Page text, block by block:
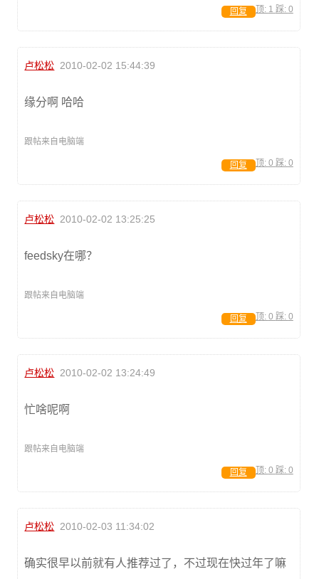
顶: 1 踩: 0
回复
卢松松 2010-02-02 15:44:39
缘分啊 哈哈
跟帖来自电脑端
顶: 0 踩: 0
回复
卢松松 2010-02-02 13:25:25
feedsky在哪？
跟帖来自电脑端
顶: 0 踩: 0
回复
卢松松 2010-02-02 13:24:49
忙啥呢啊
跟帖来自电脑端
顶: 0 踩: 0
回复
卢松松 2010-02-03 11:34:02
确实很早以前就有人推荐过了，不过现在快过年了嘛